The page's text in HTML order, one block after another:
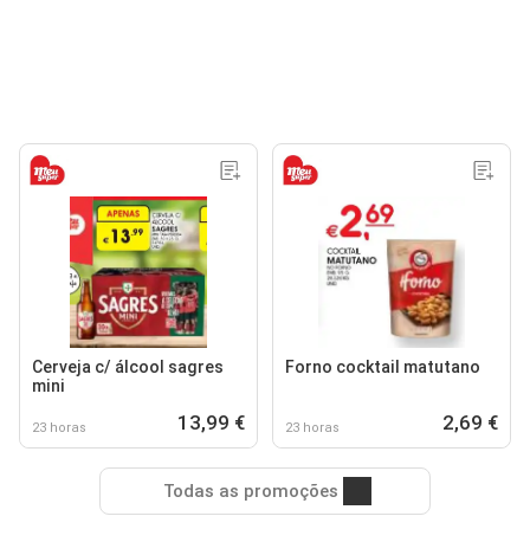
Cerveja c/ álcool sagres
mini
23 horas 13,99 €
Forno cocktail matutano
23 horas 2,69 €
Todas as promoções